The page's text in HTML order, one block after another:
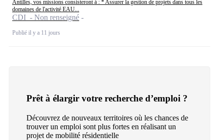
Antilles, vos missions consisteront à : * Assurer la gestion de projets dans tous les
domaines de l'activité EAU...
CDI - Non renseigné
Publié il y a 11 jours
Prêt à élargir votre recherche d’emploi ?
Découvrez de nouveaux territoires où les chances de
trouver un emploi sont plus fortes en réalisant un
projet de mobilité résidentielle